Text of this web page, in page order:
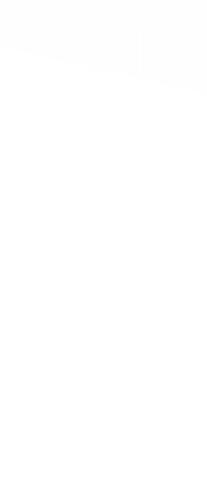
la conformité avec